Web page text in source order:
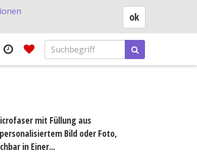
mit Füllung aus
Bild oder Foto,
in Einer...
ok